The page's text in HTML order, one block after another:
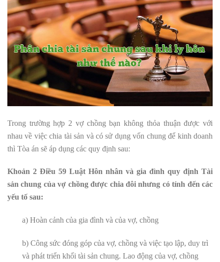
Trong trường hợp 2 vợ chồng bạn không thỏa thuận được với
nhau về việc chia tài sản và có sử dụng vốn chung để kinh doanh
thì Tòa án sẽ áp dụng các quy định sau:
Khoản 2 Điều 59 Luật Hôn nhân và gia đình quy định Tài
sản chung của vợ chồng được chia đôi nhưng có tính đến các
yếu tố sau:
a) Hoàn cảnh của gia đình và của vợ, chồng
b) Công sức đóng góp của vợ, chồng và việc tạo lập, duy trì
và phát triển khối tài sản chung. Lao động của vợ, chồng